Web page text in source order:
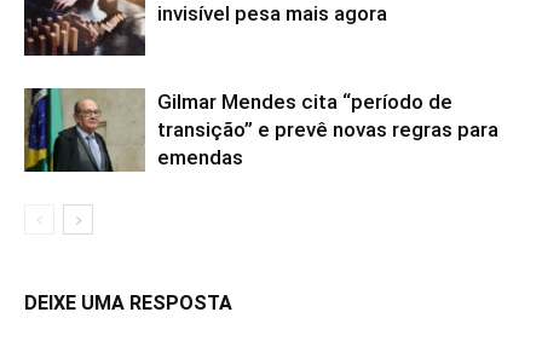
invisível pesa mais agora
Gilmar Mendes cita “período de
transição” e prevê novas regras para
emendas
DEIXE UMA RESPOSTA